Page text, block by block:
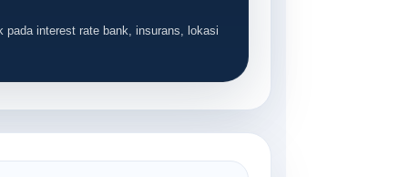
pada interest rate bank, insurans, lokasi